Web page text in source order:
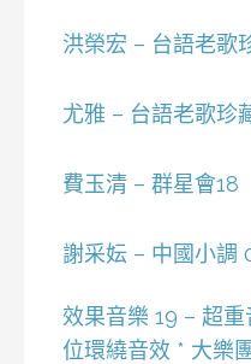
洪榮宏 – 台語老歌
尤雅 – 台語老歌珍
費玉清 – 群星會18
謝采妘 – 中國小調
效果音樂 19 – 超
位環繞音效 * 大樂